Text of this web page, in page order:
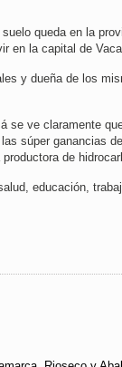
queda en la
la capital de
y dueña de los
se ve claramente
súper ganancias
de
educación,